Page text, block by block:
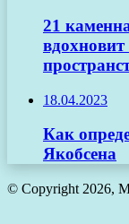
21
18.04.2023
Как
Якобсена
© Copyright 2026,